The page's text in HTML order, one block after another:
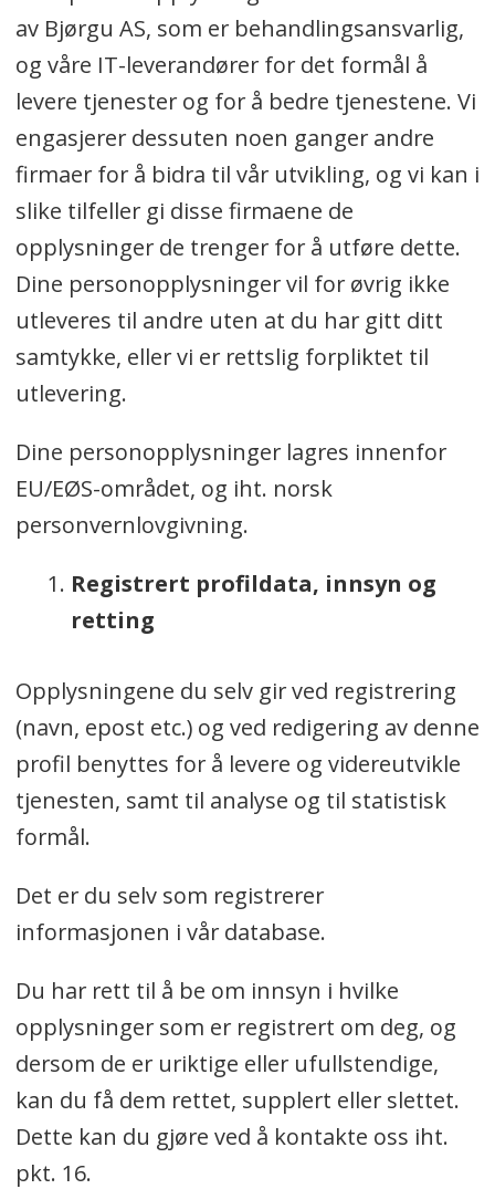
av Bjørgu AS, som er behandlingsansvarlig,
og våre IT-leverandører for det formål å
levere tjenester og for å bedre tjenestene. Vi
engasjerer dessuten noen ganger andre
firmaer for å bidra til vår utvikling, og vi kan i
slike tilfeller gi disse firmaene de
opplysninger de trenger for å utføre dette.
Dine personopplysninger vil for øvrig ikke
utleveres til andre uten at du har gitt ditt
samtykke, eller vi er rettslig forpliktet til
utlevering.
Dine personopplysninger lagres innenfor
EU/EØS-området, og iht. norsk
personvernlovgivning.
Registrert profildata, innsyn og
retting
Opplysningene du selv gir ved registrering
(navn, epost etc.) og ved redigering av denne
profil benyttes for å levere og videreutvikle
tjenesten, samt til analyse og til statistisk
formål.
Det er du selv som registrerer
informasjonen i vår database.
Du har rett til å be om innsyn i hvilke
opplysninger som er registrert om deg, og
dersom de er uriktige eller ufullstendige,
kan du få dem rettet, supplert eller slettet.
Dette kan du gjøre ved å kontakte oss iht.
pkt. 16.